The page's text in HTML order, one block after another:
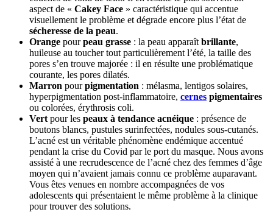
aspect de « Cakey Face » caractéristique qui accentue
visuellement le problème et dégrade encore plus l’état de
sécheresse de la peau.
Orange pourpeau grasse : la peau apparaît brillante,
huileuse au toucher tout particulièrement l’été, la taille des
pores s’en trouve majorée : il en résulte une problématique
courante, les pores dilatés.
Marron pourpigmentation : mélasma, lentigos solaires,
hyperpigmentation post-inflammatoire, cernes pigmentaires
ou colorées, érythrosis coli.
Vert pour les peaux à tendance acnéique : présence de
boutons blancs, pustules surinfectées, nodules sous-cutanés.
L’acné est un véritable phénomène endémique accentué
pendant la crise du Covid par le port du masque. Nous avons
assisté à une recrudescence de l’acné chez des femmes d’âge
moyen qui n’avaient jamais connu ce problème auparavant.
Vous êtes venues en nombre accompagnées de vos
adolescents qui présentaient le même problème à la clinique
pour trouver des solutions.